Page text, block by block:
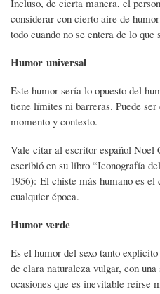
Incluso, de cierta manera, el
considerar con cierto aire de
todo cuando no se entera de lo que
Humor universal
Este humor sería lo opuesto del
tiene límites ni barreras. Puede
momento y contexto.
Vale citar al escritor español Noel
escribió en su libro “Iconografía
1956): El chiste más humano es
cualquier época.
Humor verde
Es el humor del sexo tanto
de clara naturaleza vulgar, con
ocasiones que es inevitable reírse